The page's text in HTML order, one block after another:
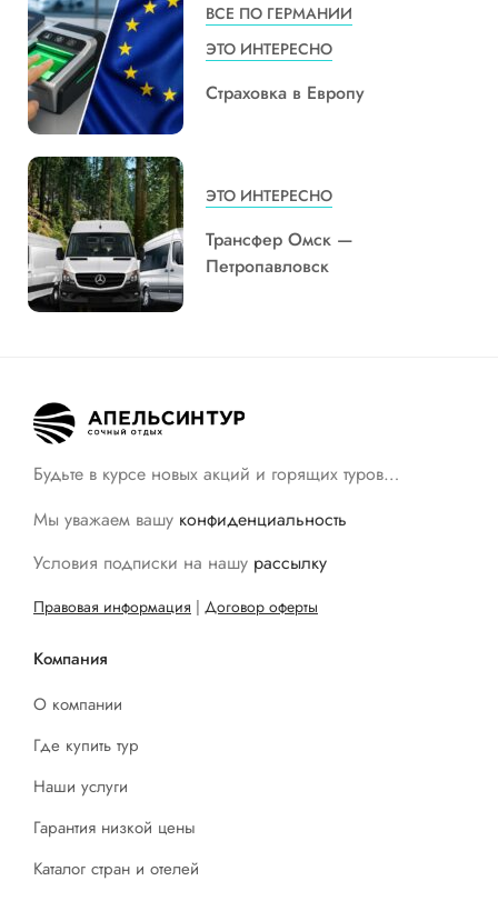
ВСЕ ПО ГЕРМАНИИ
ЭТО ИНТЕРЕСНО
Страховка в Европу
ЭТО ИНТЕРЕСНО
Трансфер Омск —
Петропавловск
Будьте в курсе новых акций и горящих туров…
Мы уважаем вашу конфиденциальность
Условия подписки на нашу рассылку
Правовая информация | Договор оферты
Компания
О компании
Где купить тур
Наши услуги
Гарантия низкой цены
Каталог стран и отелей